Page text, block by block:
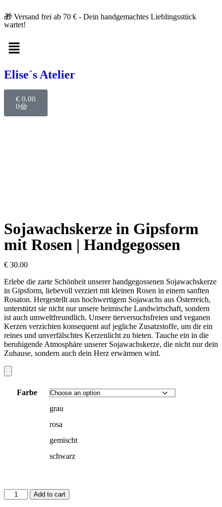
🎁 Versand frei ab 70 € - Dein handgemachtes Lieblingsstück
wartet!
Elise´s Atelier
€ 0.00
0
Sojawachskerze in Gipsform
mit Rosen | Handgegossen
€ 30.00
Erlebe die zarte Schönheit unserer handgegossenen Sojawachskerze
in Gipsform, liebevoll verziert mit kleinen Rosen in einem sanften
Rosaton. Hergestellt aus hochwertigem Sojawachs aus Österreich,
unterstützt sie nicht nur unsere heimische Landwirtschaft, sondern
ist auch umweltfreundlich. Unsere tierversuchsfreien und veganen
Kerzen verzichten konsequent auf jegliche Zusatzstoffe, um dir ein
reines und unverfälschtes Kerzenlicht zu bieten. Tauche ein in die
beruhigende Atmosphäre unserer Sojawachskerze, die nicht nur dein
Zuhause, sondern auch dein Herz erwärmen wird.
Farbe
grau
rosa
gemischt
schwarz
Add to cart